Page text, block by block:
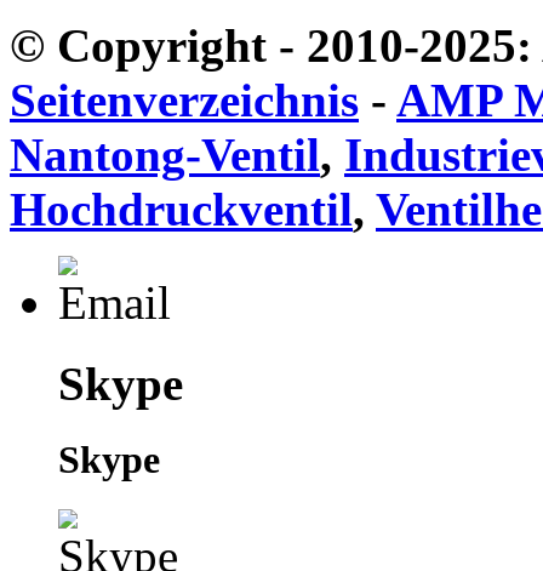
© Copyright - 2010-
Seitenverzeichnis - AMP
Nantong-Ventil,
Hochdruckventil,
Skype
Skype